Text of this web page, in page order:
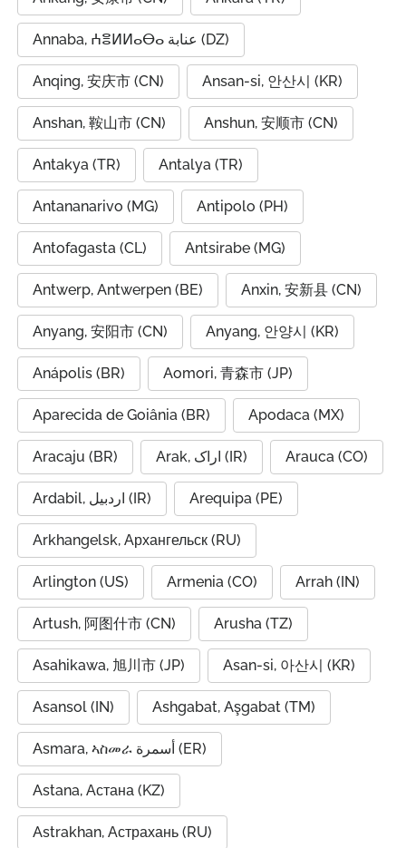
Annaba, ⵄⴻⵍⵍⴰⴱⴰ عنابة (DZ)
Anqing, 安庆市 (CN) Ansan-si, 안산시 (KR)
Anshan, 鞍山市 (CN) Anshun, 安顺市 (CN)
Antakya (TR) Antalya (TR)
Antananarivo (MG) Antipolo (PH)
Antofagasta (CL) Antsirabe (MG)
Antwerp, Antwerpen (BE) Anxin, 安新县 (CN)
Anyang, 安阳市 (CN) Anyang, 안양시 (KR)
Anápolis (BR) Aomori, 青森市 (JP)
Aparecida de Goiânia (BR) Apodaca (MX)
Aracaju (BR) Arak, اراک (IR) Arauca (CO)
Ardabil, اردبیل (IR) Arequipa (PE)
Arkhangelsk, Архангельск (RU)
Arlington (US) Armenia (CO) Arrah (IN)
Artush, 阿图什市 (CN) Arusha (TZ)
Asahikawa, 旭川市 (JP) Asan-si, 아산시 (KR)
Asansol (IN) Ashgabat, Aşgabat (TM)
Asmara, ኣስመራ أسمرة (ER)
Astana, Астана (KZ)
Astrakhan, Астрахань (RU)